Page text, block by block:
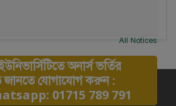
All Notices
অনার্স ভর্তির
জানতে যোগাযোগ করুন :
01715 789 791